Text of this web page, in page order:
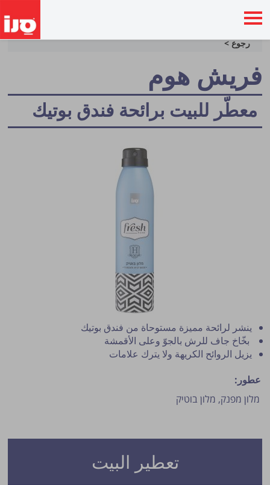
رجوع >
تعطير البيت
فريش هوم
معطّر للبيت برائحة فندق بوتيك
ينشر لرائحة مميزة مستوحاة من فندق بوتيك
بخّاخ جاف للرش بالجوّ وعلى الأقمشة
يزيل الروائح الكريهة ولا يترك علامات
عطور:
מלון מפנק, מלון בוטיק
نشر النصيحة مشروط بموافقة مدير الموقع.